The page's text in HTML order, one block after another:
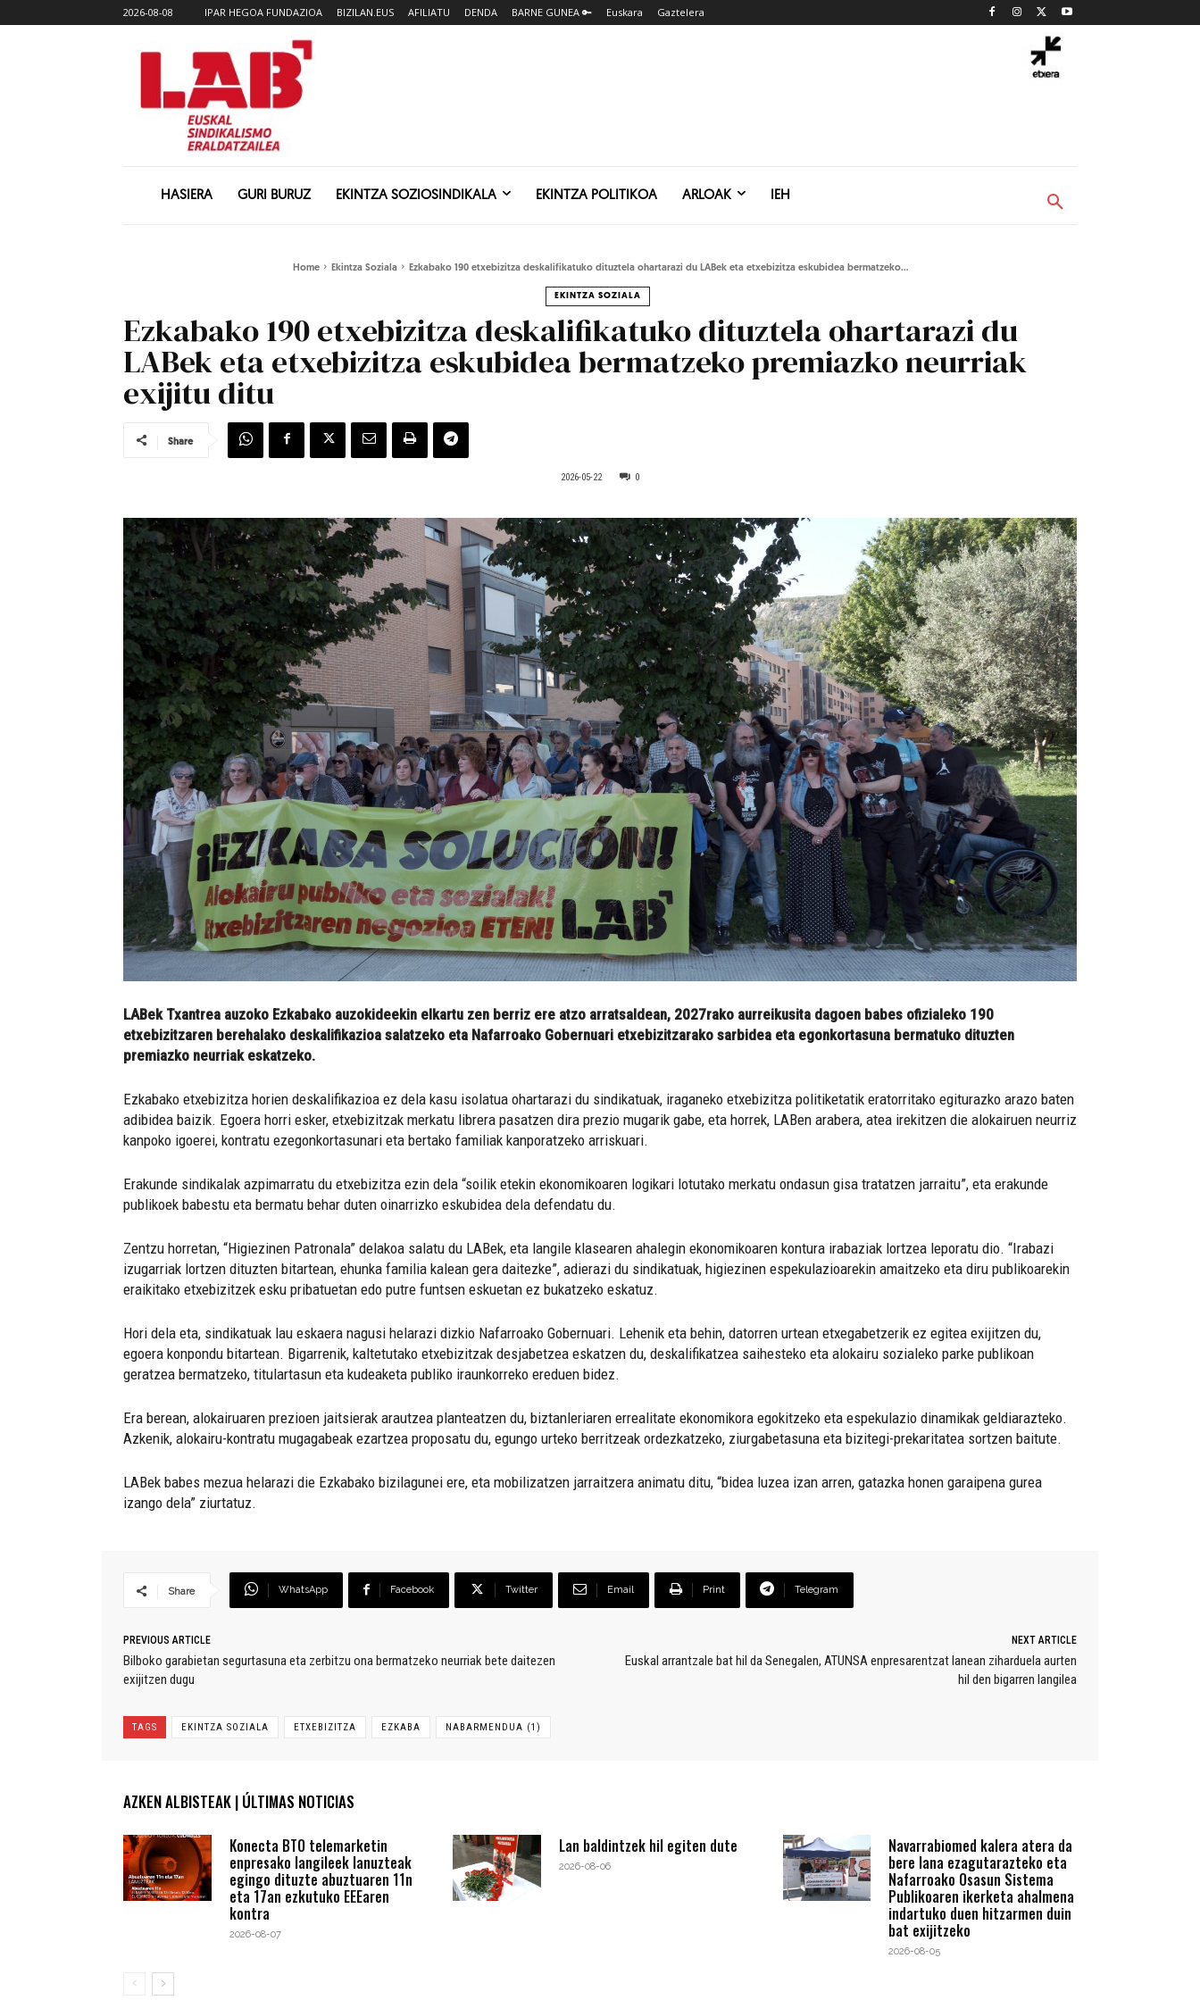
2026-08-08 IPAR HEGOA FUNDAZIOA BIZILAN.EUS AFILIATU DENDA BARNE GUNEA 🔑 Euskara Gaztelera
HASIERA GURI BURUZ EKINTZA SOZIOSINDIKALA EKINTZA POLITIKOA ARLOAK IEH
Home Ekintza Soziala Ezkabako 190 etxebizitza deskalifikatuko dituztela ohartarazi du LABek eta etxebizitza eskubidea bermatzeko...
EKINTZA SOZIALA
Ezkabako 190 etxebizitza deskalifikatuko dituztela ohartarazi du
LABek eta etxebizitza eskubidea bermatzeko premiazko neurriak
exijitu ditu
Share
2026-05-22 0
LABek Txantrea auzoko Ezkabako auzokideekin elkartu zen berriz ere atzo arratsaldean, 2027rako aurreikusita dagoen babes ofizialeko 190
etxebizitzaren berehalako deskalifikazioa salatzeko eta Nafarroako Gobernuari etxebizitzarako sarbidea eta egonkortasuna bermatuko dituzten
premiazko neurriak eskatzeko.
Ezkabako etxebizitza horien deskalifikazioa ez dela kasu isolatua ohartarazi du sindikatuak, iraganeko etxebizitza politiketatik eratorritako egiturazko arazo baten
adibidea baizik. Egoera horri esker, etxebizitzak merkatu librera pasatzen dira prezio mugarik gabe, eta horrek, LABen arabera, atea irekitzen die alokairuen neurriz
kanpoko igoerei, kontratu ezegonkortasunari eta bertako familiak kanporatzeko arriskuari.
Erakunde sindikalak azpimarratu du etxebizitza ezin dela “soilik etekin ekonomikoaren logikari lotutako merkatu ondasun gisa tratatzen jarraitu”, eta erakunde
publikoek babestu eta bermatu behar duten oinarrizko eskubidea dela defendatu du.
Zentzu horretan, “Higiezinen Patronala” delakoa salatu du LABek, eta langile klasearen ahalegin ekonomikoaren kontura irabaziak lortzea leporatu dio. “Irabazi
izugarriak lortzen dituzten bitartean, ehunka familia kalean gera daitezke”, adierazi du sindikatuak, higiezinen espekulazioarekin amaitzeko eta diru publikoarekin
eraikitako etxebizitzek esku pribatuetan edo putre funtsen eskuetan ez bukatzeko eskatuz.
Hori dela eta, sindikatuak lau eskaera nagusi helarazi dizkio Nafarroako Gobernuari. Lehenik eta behin, datorren urtean etxegabetzerik ez egitea exijitzen du,
egoera konpondu bitartean. Bigarrenik, kaltetutako etxebizitzak desjabetzea eskatzen du, deskalifikatzea saihesteko eta alokairu sozialeko parke publikoan
geratzea bermatzeko, titulartasun eta kudeaketa publiko iraunkorreko ereduen bidez.
Era berean, alokairuaren prezioen jaitsierak arautzea planteatzen du, biztanleriaren errealitate ekonomikora egokitzeko eta espekulazio dinamikak geldiarazteko.
Azkenik, alokairu-kontratu mugagabeak ezartzea proposatu du, egungo urteko berritzeak ordezkatzeko, ziurgabetasuna eta bizitegi-prekaritatea sortzen baitute.
LABek babes mezua helarazi die Ezkabako bizilagunei ere, eta mobilizatzen jarraitzera animatu ditu, “bidea luzea izan arren, gatazka honen garaipena gurea
izango dela” ziurtatuz.
Share WhatsApp Facebook Twitter Email Print Telegram
PREVIOUS ARTICLE
Bilboko garabietan segurtasuna eta zerbitzu ona bermatzeko neurriak bete daitezen
exijitzen dugu
NEXT ARTICLE
Euskal arrantzale bat hil da Senegalen, ATUNSA enpresarentzat lanean ziharduela aurten
hil den bigarren langilea
TAGS EKINTZA SOZIALA ETXEBIZITZA EZKABA NABARMENDUA (1)
AZKEN ALBISTEAK | ÚLTIMAS NOTICIAS
Konecta BTO telemarketin
enpresako langileek lanuzteak
egingo dituzte abuztuaren 11n
eta 17an ezkutuko EEEaren
kontra
2026-08-07
Lan baldintzek hil egiten dute
2026-08-06
Navarrabiomed kalera atera da
bere lana ezagutarazteko eta
Nafarroako Osasun Sistema
Publikoaren ikerketa ahalmena
indartuko duen hitzarmen duin
bat exijitzeko
2026-08-05